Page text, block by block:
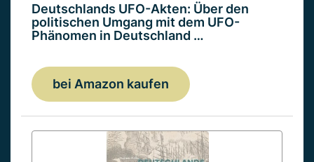
Deutschlands UFO-Akten: Über den
politischen Umgang mit dem UFO-
Phänomen in Deutschland …
bei Amazon kaufen